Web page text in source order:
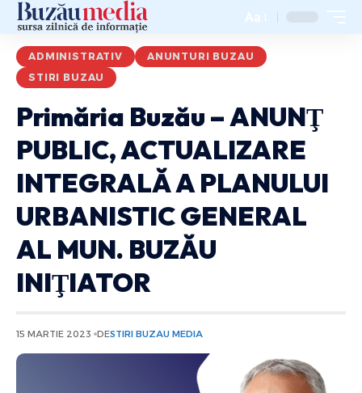
Aa
ADMINISTRATIV
ANUNTURI BUZAU
STIRI BUZAU
Primăria Buzău – ANUNŢ
PUBLIC, ACTUALIZARE
INTEGRALĂ A PLANULUI
URBANISTIC GENERAL
AL MUN. BUZĂU
INIŢIATOR
15 MARTIE 2023 DESTIRI BUZAU MEDIA